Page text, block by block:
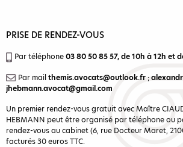
PRISE DE RENDEZ-VOUS
Par téléphone03 80 50 85 57, de 10h à 12h et
Par mailthemis.avocats@outlook.fr ;
jhebmann.avocat@gmail.com
Un premier rendez-vous gratuit avec Maître
HEBMANN peut être organisé par téléphone ou
rendez-vous au cabinet (6, rue Docteur Maret,
facturés 30 euros TTC.